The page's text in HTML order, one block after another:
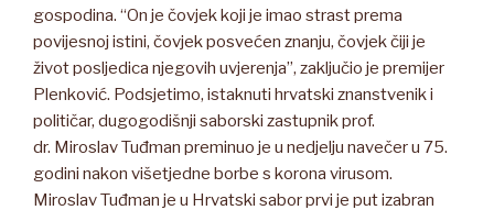
gospodina. “On je čovjek koji je imao strast prema
povijesnoj istini, čovjek posvećen znanju, čovjek čiji je
život posljedica njegovih uvjerenja”, zaključio je premijer
Plenković. Podsjetimo, istaknuti hrvatski znanstvenik i
političar, dugogodišnji saborski zastupnik prof.
dr. Miroslav Tuđman preminuo je u nedjelju navečer u 75.
godini nakon višetjedne borbe s korona virusom.
Miroslav Tuđman je u Hrvatski sabor prvi je put izabran